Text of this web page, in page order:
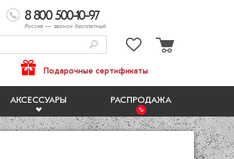
8 800 500-10-97
Россия — звонок бесплатный
АКСЕССУАРЫ РАСПРОДАЖА
Подарочные сертификаты